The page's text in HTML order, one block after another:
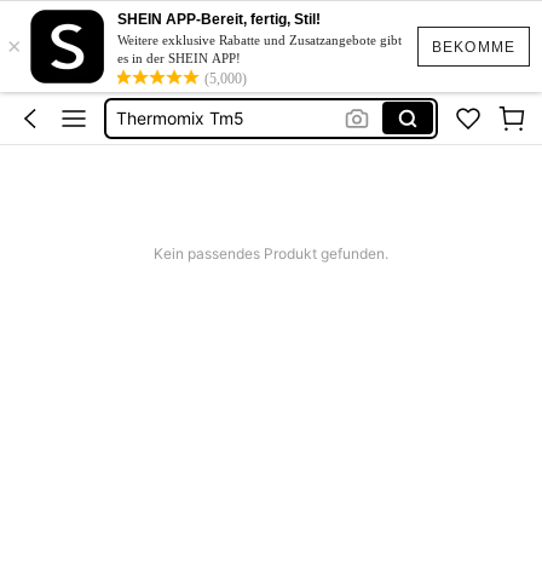
BEKOMME
×
SHEIN APP-Bereit, fertig, Stil!
Weitere exklusive Rabatte und Zusatzangebote gibt
es in der SHEIN APP!
(5,000)
Kurze Kleider Sommer
Thermomix Zubehör
Thermomix Tm5
Herin
Kein passendes Produkt gefunden.